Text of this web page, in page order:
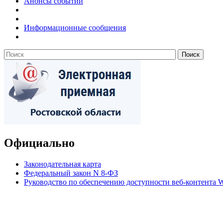
Информационные сообщения
Официально
Законодательная карта
Федеральный закон N 8-ФЗ
Руководство по обеспечению доступности веб-контента